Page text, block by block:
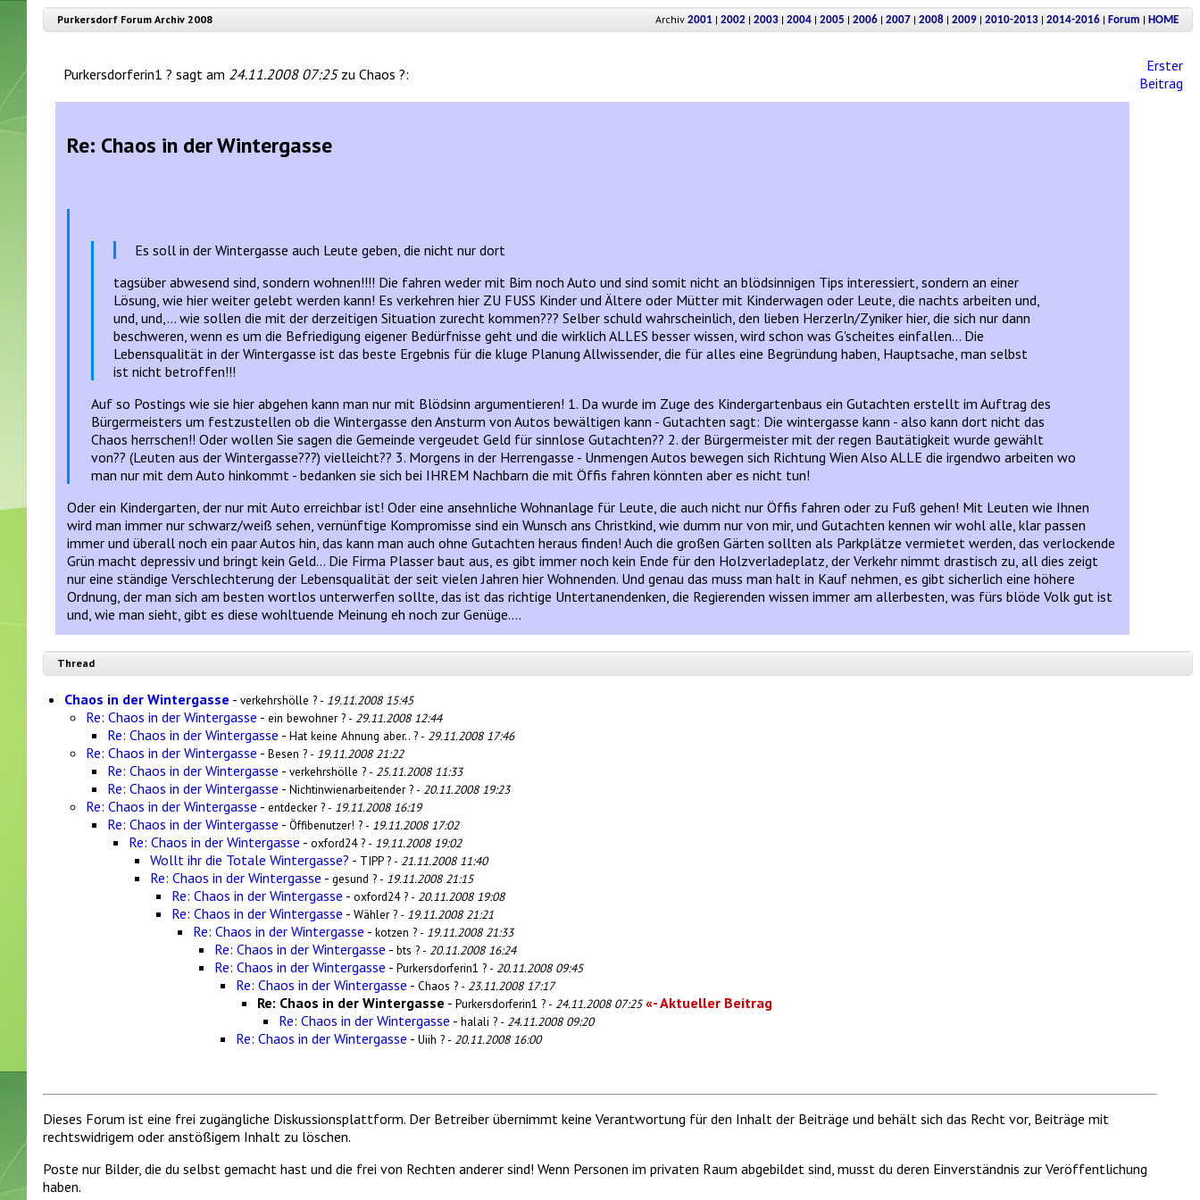
Purkersdorf Forum Archiv 2008 Archiv 2001 | 2002 | 2003 | 2004 | 2005 | 2006 | 2007 | 2008 | 2009 | 2010-2013 | 2014-2016 | Forum | HOME
Purkersdorferin1 ? sagt am 24.11.2008 07:25zu Chaos ?:
Erster
Beitrag
Re: Chaos in der Wintergasse
Es soll in der Wintergasse auch Leute geben, die nicht nur dort
tagsüber abwesend sind, sondern wohnen!!!! Die fahren weder mit Bim noch Auto und sind somit nicht an blödsinnigen Tips interessiert, sondern an einer
Lösung, wie hier weiter gelebt werden kann! Es verkehren hier ZU FUSS Kinder und Ältere oder Mütter mit Kinderwagen oder Leute, die nachts arbeiten und,
und, und,... wie sollen die mit der derzeitigen Situation zurecht kommen??? Selber schuld wahrscheinlich, den lieben Herzerln/Zyniker hier, die sich nur dann
beschweren, wenn es um die Befriedigung eigener Bedürfnisse geht und die wirklich ALLES besser wissen, wird schon was G'scheites einfallen... Die
Lebensqualität in der Wintergasse ist das beste Ergebnis für die kluge Planung Allwissender, die für alles eine Begründung haben, Hauptsache, man selbst
ist nicht betroffen!!!
Auf so Postings wie sie hier abgehen kann man nur mit Blödsinn argumentieren! 1. Da wurde im Zuge des Kindergartenbaus ein Gutachten erstellt im Auftrag des
Bürgermeisters um festzustellen ob die Wintergasse den Ansturm von Autos bewältigen kann - Gutachten sagt: Die wintergasse kann - also kann dort nicht das
Chaos herrschen!! Oder wollen Sie sagen die Gemeinde vergeudet Geld für sinnlose Gutachten?? 2. der Bürgermeister mit der regen Bautätigkeit wurde gewählt
von?? (Leuten aus der Wintergasse???) vielleicht?? 3. Morgens in der Herrengasse - Unmengen Autos bewegen sich Richtung Wien Also ALLE die irgendwo arbeiten wo
man nur mit dem Auto hinkommt - bedanken sie sich bei IHREM Nachbarn die mit Öffis fahren könnten aber es nicht tun!
Oder ein Kindergarten, der nur mit Auto erreichbar ist! Oder eine ansehnliche Wohnanlage für Leute, die auch nicht nur Öffis fahren oder zu Fuß gehen! Mit Leuten wie Ihnen
wird man immer nur schwarz/weiß sehen, vernünftige Kompromisse sind ein Wunsch ans Christkind, wie dumm nur von mir, und Gutachten kennen wir wohl alle, klar passen
immer und überall noch ein paar Autos hin, das kann man auch ohne Gutachten heraus finden! Auch die großen Gärten sollten als Parkplätze vermietet werden, das verlockende
Grün macht depressiv und bringt kein Geld... Die Firma Plasser baut aus, es gibt immer noch kein Ende für den Holzverladeplatz, der Verkehr nimmt drastisch zu, all dies zeigt
nur eine ständige Verschlechterung der Lebensqualität der seit vielen Jahren hier Wohnenden. Und genau das muss man halt in Kauf nehmen, es gibt sicherlich eine höhere
Ordnung, der man sich am besten wortlos unterwerfen sollte, das ist das richtige Untertanendenken, die Regierenden wissen immer am allerbesten, was fürs blöde Volk gut ist
und, wie man sieht, gibt es diese wohltuende Meinung eh noch zur Genüge....
Thread
Chaos in der Wintergasse - verkehrshölle ? - 19.11.2008 15:45
Re: Chaos in der Wintergasse - ein bewohner ? - 29.11.2008 12:44
Re: Chaos in der Wintergasse - Hat keine Ahnung aber.. ? - 29.11.2008 17:46
Re: Chaos in der Wintergasse - Besen ? - 19.11.2008 21:22
Re: Chaos in der Wintergasse - verkehrshölle ? - 25.11.2008 11:33
Re: Chaos in der Wintergasse - Nichtinwienarbeitender ? - 20.11.2008 19:23
Re: Chaos in der Wintergasse - entdecker ? - 19.11.2008 16:19
Re: Chaos in der Wintergasse - Öffibenutzer! ? - 19.11.2008 17:02
Re: Chaos in der Wintergasse - oxford24 ? - 19.11.2008 19:02
Wollt ihr die Totale Wintergasse? - TIPP ? - 21.11.2008 11:40
Re: Chaos in der Wintergasse - gesund ? - 19.11.2008 21:15
Re: Chaos in der Wintergasse - oxford24 ? - 20.11.2008 19:08
Re: Chaos in der Wintergasse - Wähler ? - 19.11.2008 21:21
Re: Chaos in der Wintergasse - kotzen ? - 19.11.2008 21:33
Re: Chaos in der Wintergasse - bts ? - 20.11.2008 16:24
Re: Chaos in der Wintergasse - Purkersdorferin1 ? - 20.11.2008 09:45
Re: Chaos in der Wintergasse - Chaos ? - 23.11.2008 17:17
Re: Chaos in der Wintergasse - Purkersdorferin1 ? - 24.11.2008 07:25«- Aktueller Beitrag
Re: Chaos in der Wintergasse - halali ? - 24.11.2008 09:20
Re: Chaos in der Wintergasse - Uiih ? - 20.11.2008 16:00
Dieses Forum ist eine frei zugängliche Diskussionsplattform. Der Betreiber übernimmt keine Verantwortung für den Inhalt der Beiträge und behält sich das Recht vor, Beiträge mit
rechtswidrigem oder anstößigem Inhalt zu löschen.
Poste nur Bilder, die du selbst gemacht hast und die frei von Rechten anderer sind! Wenn Personen im privaten Raum abgebildet sind, musst du deren Einverständnis zur Veröffentlichung
haben.